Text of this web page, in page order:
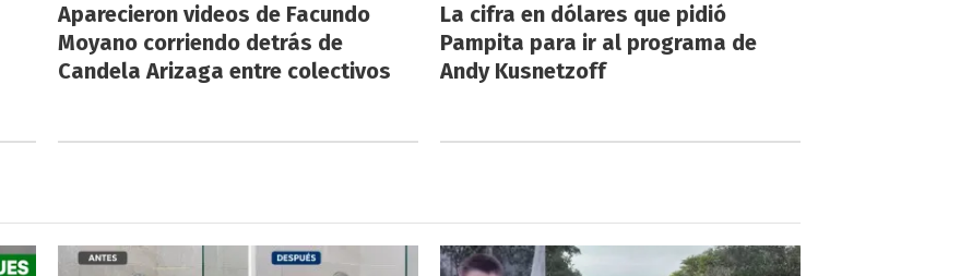
Aparecieron videos de Facundo
Moyano corriendo detrás de
Candela Arizaga entre colectivos
La cifra en dólares que pidió
Pampita para ir al programa de
Andy Kusnetzoff